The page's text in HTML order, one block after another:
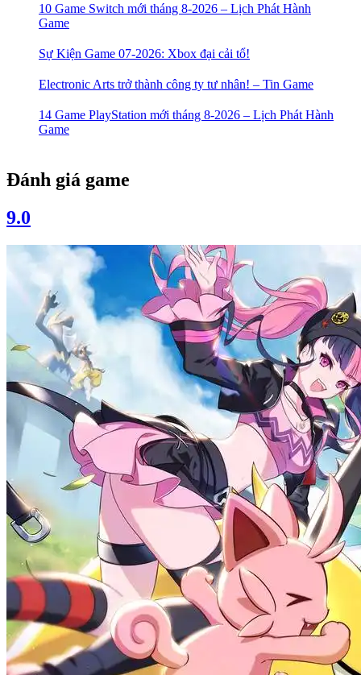
10 Game Switch mới tháng 8-2026 – Lịch Phát Hành
Game
Sự Kiện Game 07-2026: Xbox đại cải tổ!
Electronic Arts trở thành công ty tư nhân! – Tin Game
14 Game PlayStation mới tháng 8-2026 – Lịch Phát Hành
Game
Đánh giá game
9.0